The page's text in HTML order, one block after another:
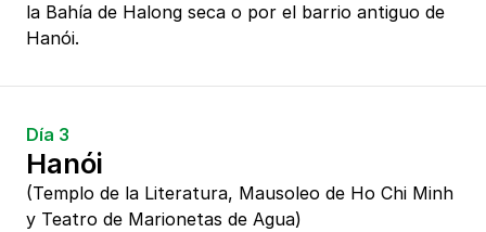
la Bahía de Halong seca o por el barrio antiguo de
Hanói.
Día 3
Hanói
(Templo de la Literatura, Mausoleo de Ho Chi Minh
y Teatro de Marionetas de Agua)